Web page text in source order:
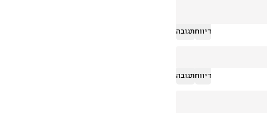
דיווחתגובה
דיווחתגובה